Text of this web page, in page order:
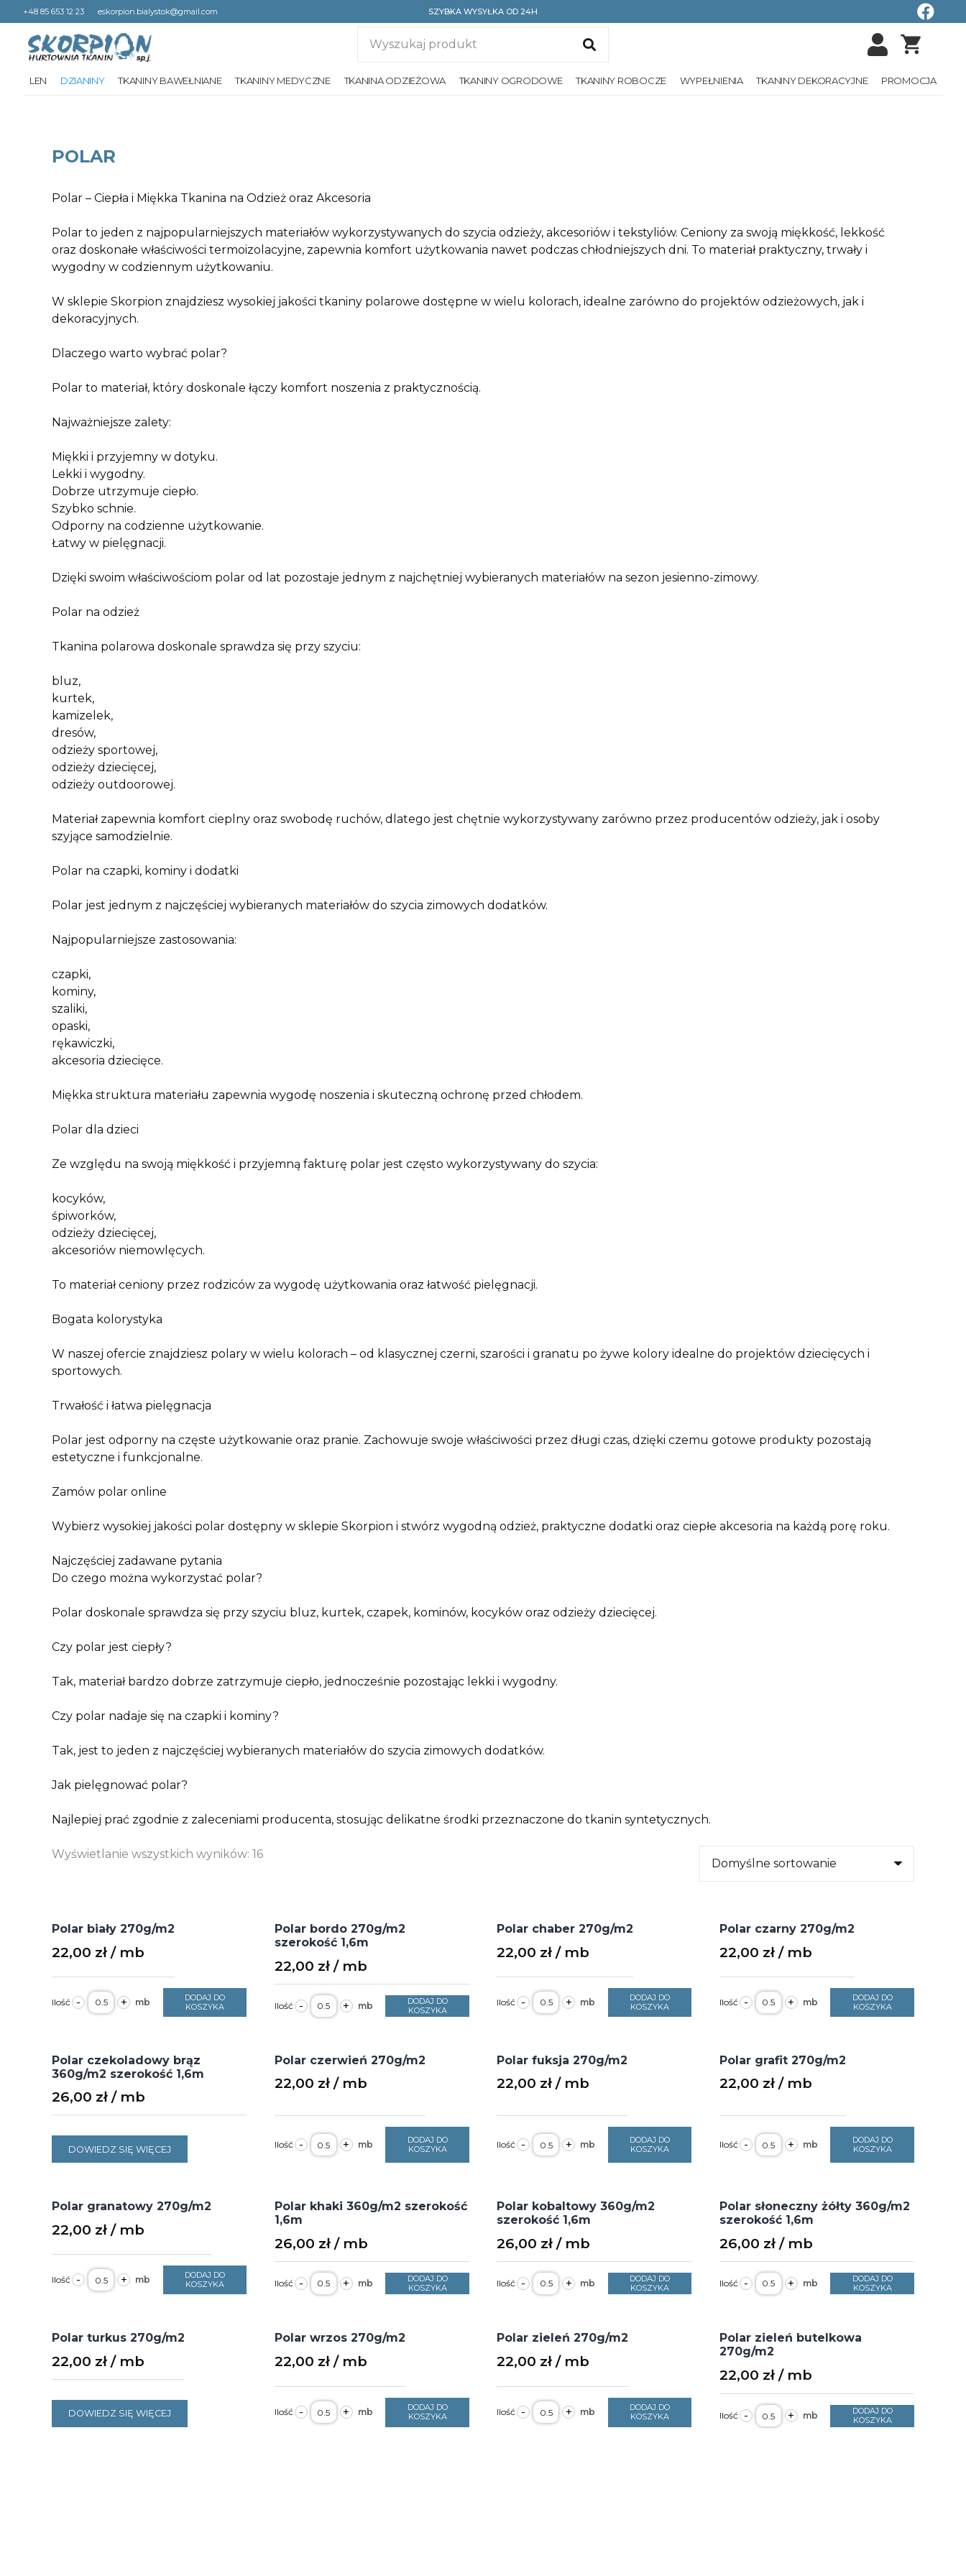
+48 85 653 12 23 eskorpion.bialystok@gmail.com SZYBKA WYSYŁKA OD 24H
shopping_cart
LEN DZIANINY TKANINY BAWEŁNIANE TKANINY MEDYCZNE TKANINA ODZIEŻOWA TKANINY OGRODOWE TKANINY ROBOCZE WYPEŁNIENIA TKANINY DEKORACYJNE PROMOCJA
POLAR
Polar – Ciepła i Miękka Tkanina na Odzież oraz Akcesoria
Polar to jeden z najpopularniejszych materiałów wykorzystywanych do szycia odzieży, akcesoriów i tekstyliów. Ceniony za swoją miękkość, lekkość
oraz doskonałe właściwości termoizolacyjne, zapewnia komfort użytkowania nawet podczas chłodniejszych dni. To materiał praktyczny, trwały i
wygodny w codziennym użytkowaniu.
W sklepie Skorpion znajdziesz wysokiej jakości tkaniny polarowe dostępne w wielu kolorach, idealne zarówno do projektów odzieżowych, jak i
dekoracyjnych.
Dlaczego warto wybrać polar?
Polar to materiał, który doskonale łączy komfort noszenia z praktycznością.
Najważniejsze zalety:
Miękki i przyjemny w dotyku.
Lekki i wygodny.
Dobrze utrzymuje ciepło.
Szybko schnie.
Odporny na codzienne użytkowanie.
Łatwy w pielęgnacji.
Dzięki swoim właściwościom polar od lat pozostaje jednym z najchętniej wybieranych materiałów na sezon jesienno-zimowy.
Polar na odzież
Tkanina polarowa doskonale sprawdza się przy szyciu:
bluz,
kurtek,
kamizelek,
dresów,
odzieży sportowej,
odzieży dziecięcej,
odzieży outdoorowej.
Materiał zapewnia komfort cieplny oraz swobodę ruchów, dlatego jest chętnie wykorzystywany zarówno przez producentów odzieży, jak i osoby
szyjące samodzielnie.
Polar na czapki, kominy i dodatki
Polar jest jednym z najczęściej wybieranych materiałów do szycia zimowych dodatków.
Najpopularniejsze zastosowania:
czapki,
kominy,
szaliki,
opaski,
rękawiczki,
akcesoria dziecięce.
Miękka struktura materiału zapewnia wygodę noszenia i skuteczną ochronę przed chłodem.
Polar dla dzieci
Ze względu na swoją miękkość i przyjemną fakturę polar jest często wykorzystywany do szycia:
kocyków,
śpiworków,
odzieży dziecięcej,
akcesoriów niemowlęcych.
To materiał ceniony przez rodziców za wygodę użytkowania oraz łatwość pielęgnacji.
Bogata kolorystyka
W naszej ofercie znajdziesz polary w wielu kolorach – od klasycznej czerni, szarości i granatu po żywe kolory idealne do projektów dziecięcych i
sportowych.
Trwałość i łatwa pielęgnacja
Polar jest odporny na częste użytkowanie oraz pranie. Zachowuje swoje właściwości przez długi czas, dzięki czemu gotowe produkty pozostają
estetyczne i funkcjonalne.
Zamów polar online
Wybierz wysokiej jakości polar dostępny w sklepie Skorpion i stwórz wygodną odzież, praktyczne dodatki oraz ciepłe akcesoria na każdą porę roku.
Najczęściej zadawane pytania
Do czego można wykorzystać polar?
Polar doskonale sprawdza się przy szyciu bluz, kurtek, czapek, kominów, kocyków oraz odzieży dziecięcej.
Czy polar jest ciepły?
Tak, materiał bardzo dobrze zatrzymuje ciepło, jednocześnie pozostając lekki i wygodny.
Czy polar nadaje się na czapki i kominy?
Tak, jest to jeden z najczęściej wybieranych materiałów do szycia zimowych dodatków.
Jak pielęgnować polar?
Najlepiej prać zgodnie z zaleceniami producenta, stosując delikatne środki przeznaczone do tkanin syntetycznych.
Wyświetlanie wszystkich wyników: 16
Polar biały 270g/m2
22,00 zł
- ilość
Polar
biały
+
DODAJ DO
KOSZYKA
Polar bordo 270g/m2
szerokość 1,6m
22,00 zł
- ilość
Polar
bordo
1,6m
+
DODAJ DO
KOSZYKA
Polar chaber 270g/m2
22,00 zł
- ilość
Polar
chaber
+
DODAJ DO
KOSZYKA
Polar czarny 270g/m2
22,00 zł
- ilość
Polar
czarny
+
DODAJ DO
KOSZYKA
Polar czekoladowy brąz
360g/m2 szerokość 1,6m
26,00 zł
DOWIEDZ SIĘ WIĘCEJ
Polar czerwień 270g/m2
22,00 zł
- ilość
Polar+
DODAJ DO
KOSZYKA
Polar fuksja 270g/m2
22,00 zł
- ilość
Polar+
DODAJ DO
KOSZYKA
Polar grafit 270g/m2
22,00 zł
- ilość
Polar+
DODAJ DO
KOSZYKA
Polar granatowy 270g/m2
22,00 zł
- ilość
Polar+
DODAJ DO
KOSZYKA
Polar khaki 360g/m2 szerokość
1,6m
26,00 zł
- ilość
Polar
khaki
1,6m
+
DODAJ DO
KOSZYKA
Polar kobaltowy 360g/m2
szerokość 1,6m
26,00 zł
- ilość
Polar
kobaltowy
1,6m
+
DODAJ DO
KOSZYKA
Polar słoneczny żółty 360g/m2
szerokość 1,6m
26,00 zł
- ilość
Polar
słoneczny
szerokość
1,6m
+
DODAJ DO
KOSZYKA
Polar turkus 270g/m2
22,00 zł
DOWIEDZ SIĘ WIĘCEJ
Polar wrzos 270g/m2
22,00 zł
- ilość
Polar+
DODAJ DO
KOSZYKA
Polar zieleń 270g/m2
22,00 zł
- ilość
Polar+
DODAJ DO
KOSZYKA
Polar zieleń butelkowa
270g/m2
22,00 zł
- ilość
Polar
zieleń
+
DODAJ DO
KOSZYKA